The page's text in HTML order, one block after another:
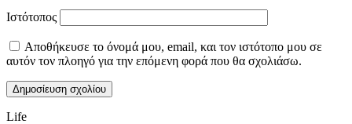
Ιστότοπος
Αποθήκευσε το όνομά μου, email, και τον ιστότοπο μου σε
αυτόν τον πλοηγό για την επόμενη φορά που θα σχολιάσω.
Life